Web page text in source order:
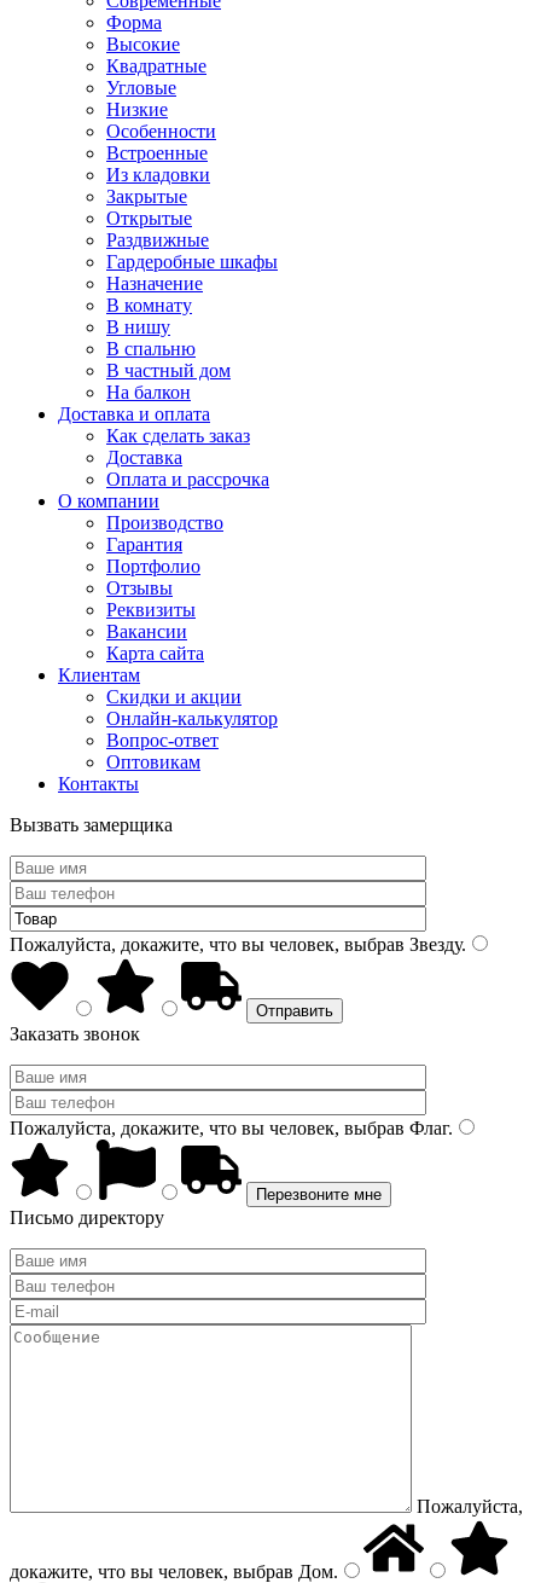
Форма
Высокие
Квадратные
Угловые
Низкие
Особенности
Встроенные
Из кладовки
Закрытые
Открытые
Раздвижные
Гардеробные шкафы
Назначение
В комнату
В нишу
В спальню
В частный дом
На балкон
Доставка и оплата
Как сделать заказ
Доставка
Оплата и рассрочка
О компании
Производство
Гарантия
Портфолио
Отзывы
Реквизиты
Вакансии
Карта сайта
Клиентам
Скидки и акции
Онлайн-калькулятор
Вопрос-ответ
Оптовикам
Контакты
Вызвать замерщика
Пожалуйста, докажите, что вы человек, выбрав Звезду.
Заказать звонок
Пожалуйста, докажите, что вы человек, выбрав Флаг.
Письмо директору
Пожалуйста,
докажите, что вы человек, выбрав Дом.